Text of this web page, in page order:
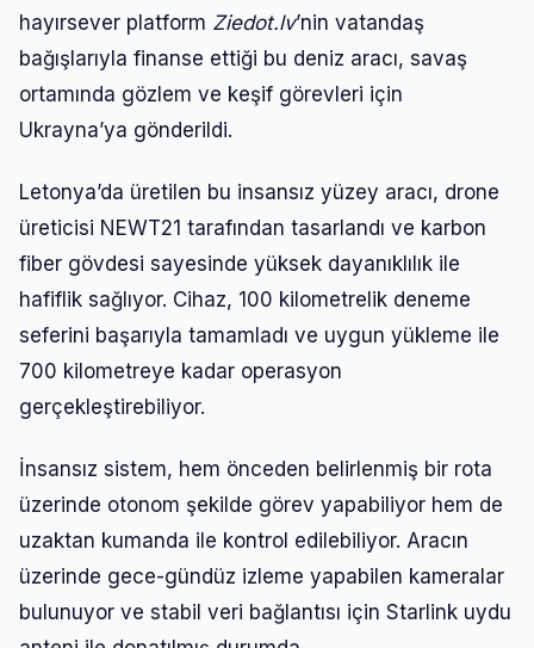
hayırsever platform Ziedot.lv’nin vatandaş
bağışlarıyla finanse ettiği bu deniz aracı, savaş
ortamında gözlem ve keşif görevleri için
Ukrayna’ya gönderildi.
Letonya’da üretilen bu insansız yüzey aracı, drone
üreticisi NEWT21 tarafından tasarlandı ve karbon
fiber gövdesi sayesinde yüksek dayanıklılık ile
hafiflik sağlıyor. Cihaz, 100 kilometrelik deneme
seferini başarıyla tamamladı ve uygun yükleme ile
700 kilometreye kadar operasyon
gerçekleştirebiliyor.
İnsansız sistem, hem önceden belirlenmiş bir rota
üzerinde otonom şekilde görev yapabiliyor hem de
uzaktan kumanda ile kontrol edilebiliyor. Aracın
üzerinde gece-gündüz izleme yapabilen kameralar
bulunuyor ve stabil veri bağlantısı için Starlink uydu